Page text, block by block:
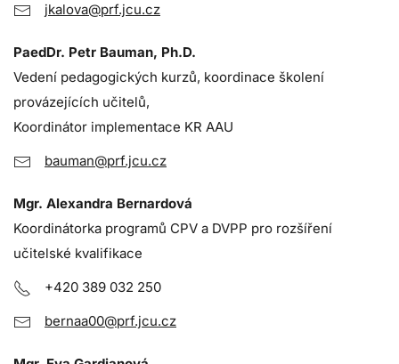
jkalova@prf.jcu.cz
PaedDr. Petr Bauman, Ph.D.
Vedení pedagogických kurzů, koordinace školení
provázejících učitelů,
Koordinátor implementace KR AAU
bauman@prf.jcu.cz
Mgr. Alexandra Bernardová
Koordinátorka programů CPV a DVPP pro rozšíření
učitelské kvalifikace
+420 389 032 250
bernaa00@prf.jcu.cz